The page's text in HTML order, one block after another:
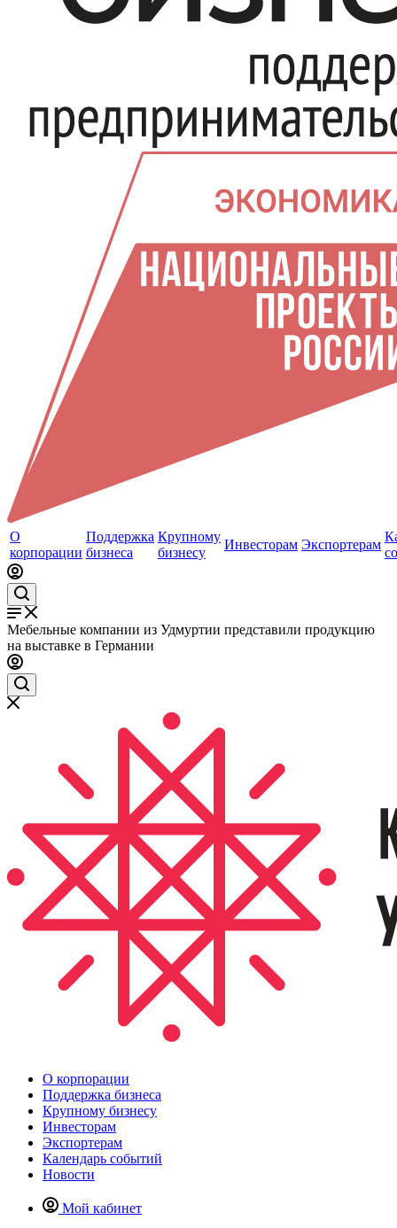
О
корпорации
Поддержка
бизнеса
Крупному
бизнесу
Инвесторам Экспортерам
Мебельные компании из Удмуртии представили продукцию
на выставке в Германии
О корпорации
Поддержка бизнеса
Крупному бизнесу
Инвесторам
Экспортерам
Календарь событий
Новости
Мой кабинет